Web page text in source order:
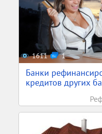
1611 1
Банки
кредитов других